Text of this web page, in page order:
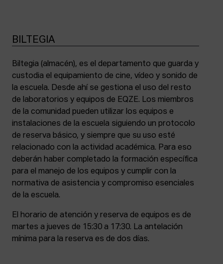
BILTEGIA
Biltegia (almacén), es el departamento que guarda y
custodia el equipamiento de cine, vídeo y sonido de
la escuela. Desde ahí se gestiona el uso del resto
de laboratorios y equipos de EQZE. Los miembros
de la comunidad pueden utilizar los equipos e
instalaciones de la escuela siguiendo un protocolo
de reserva básico, y siempre que su uso esté
relacionado con la actividad académica. Para eso
deberán haber completado la formación específica
para el manejo de los equipos y cumplir con la
normativa de asistencia y compromiso esenciales
de la escuela.
El horario de atención y reserva de equipos es de
martes a jueves de 15:30 a 17:30. La antelación
mínima para la reserva es de dos días.